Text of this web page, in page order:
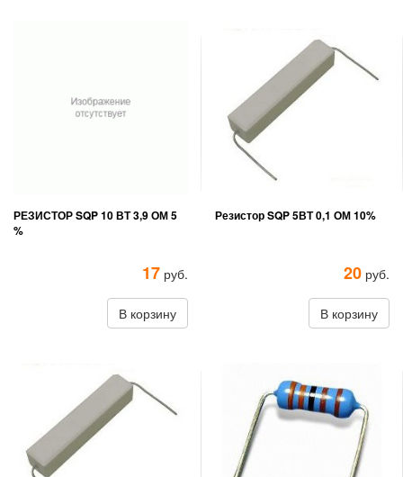
РЕЗИСТОР SQP 10 ВТ 3,9 ОМ 5
%
17 руб.
В корзину
Резистор SQP 5ВТ 0,1 ОМ 10%
20 руб.
В корзину